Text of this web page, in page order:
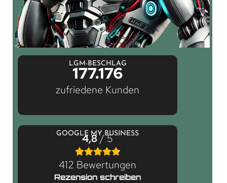
LGM-BESCHLAG
177.176
zufriedene Kunden
GOOGLE MY BUSINESS
4,8/ 5
412 Bewertungen
Rezension schreiben